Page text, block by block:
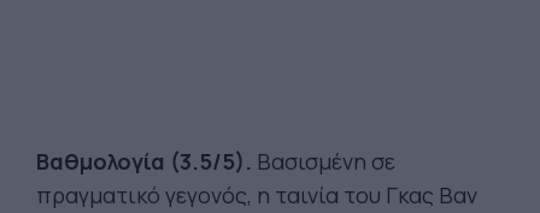
Βαθμολογία (3.5/5). Βασισμένη σε
πραγματικό γεγονός, η ταινία του Γκας Βαν